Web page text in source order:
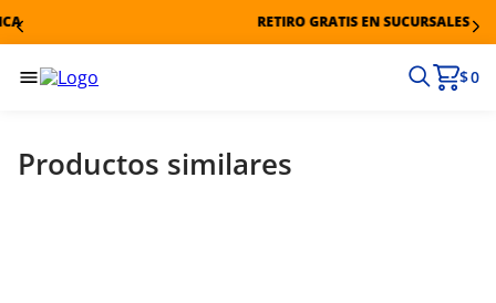
RETIRO GRATIS EN SUCURSALES
$ 0
Productos similares